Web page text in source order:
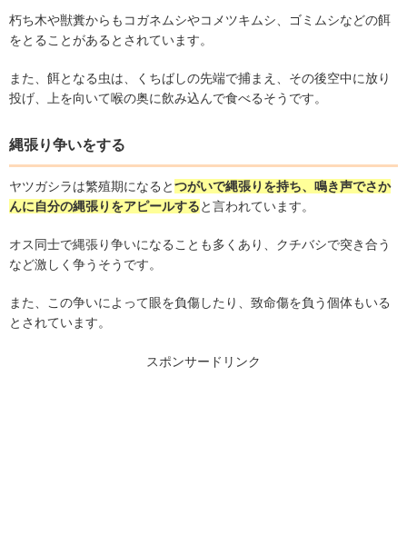
朽ち木や獣糞からもコガネムシやコメツキムシ、ゴミムシなどの餌
をとることがあるとされています。
また、餌となる虫は、くちばしの先端で捕まえ、その後空中に放り
投げ、上を向いて喉の奥に飲み込んで食べるそうです。
縄張り争いをする
ヤツガシラは繁殖期になるとつがいで縄張りを持ち、鳴き声でさか
んに自分の縄張りをアピールすると言われています。
オス同士で縄張り争いになることも多くあり、クチバシで突き合う
など激しく争うそうです。
また、この争いによって眼を負傷したり、致命傷を負う個体もいる
とされています。
スポンサードリンク